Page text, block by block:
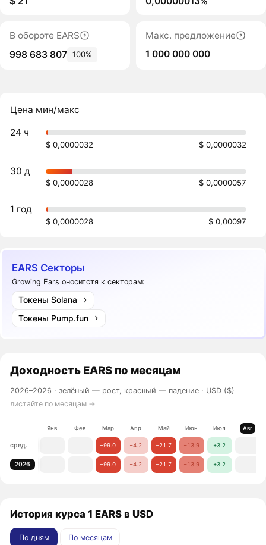
В обороте EARS
998 683 807 100%
Макс. предложение
1 000 000 000
Цена мин/макс
24 ч
$ 0,0000032 $ 0,0000032
30 д
$ 0,0000028 $ 0,0000057
1 год
$ 0,0000028 $ 0,00097
EARS Секторы
Growing Ears оноситстя к секторам:
Токены Solana
Токены Pump.fun
Доходность EARS по месяцам
2026–2026 ·зелёный — рост, красный — падение · USD ($)
листайте по месяцам →
Янв Фев Мар Апр Май Июн Июл Авг
сред. −99.0 −4.2 −21.7 −13.9 +3.2
2026 −99.0 −4.2 −21.7 −13.9 +3.2
История курса 1 EARS в USD
По дням По месяцам